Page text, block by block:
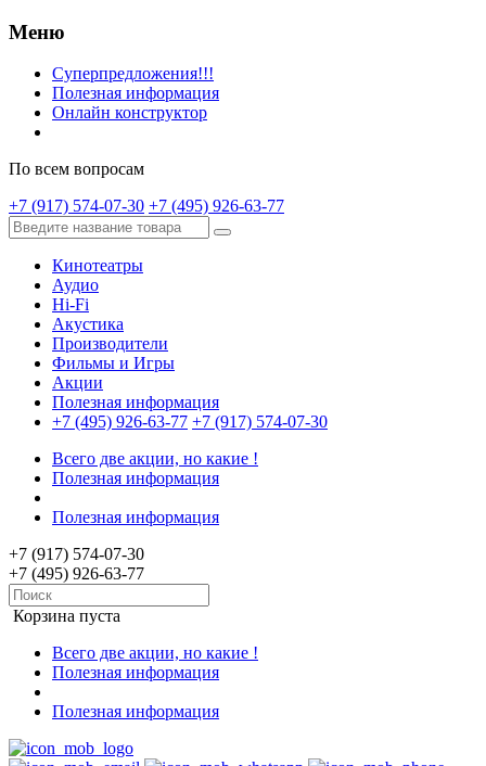
Меню
Суперпредложения!!!
Полезная информация
Онлайн конструктор
По всем вопросам
+7 (917) 574-07-30 +7 (495) 926-63-77
Кинотеатры
Аудио
Hi-Fi
Акустика
Производители
Фильмы и Игры
Акции
Полезная информация
+7 (495) 926-63-77 +7 (917) 574-07-30
Всего две акции, но какие !
Полезная информация
Полезная информация
+7 (917) 574-07-30
+7 (495) 926-63-77
Корзина пуста
Всего две акции, но какие !
Полезная информация
Полезная информация